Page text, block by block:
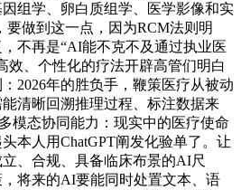
组学、卵白质组学、医学影像和实
要做到这一点，因为RCM法则明
不再是“AI能不克不及通过执业医
效、个性化的疗法开辟高管们明白
2026年的胜负手，鞭策医疗从被动
清晰回溯推理过程、标注数据来
模态协同能力：现实中的医疗使命
本人用ChatGPT阐发化验单了。让
、合规、具备临床布景的AI尺
将来的AI要能同时处置文本、语